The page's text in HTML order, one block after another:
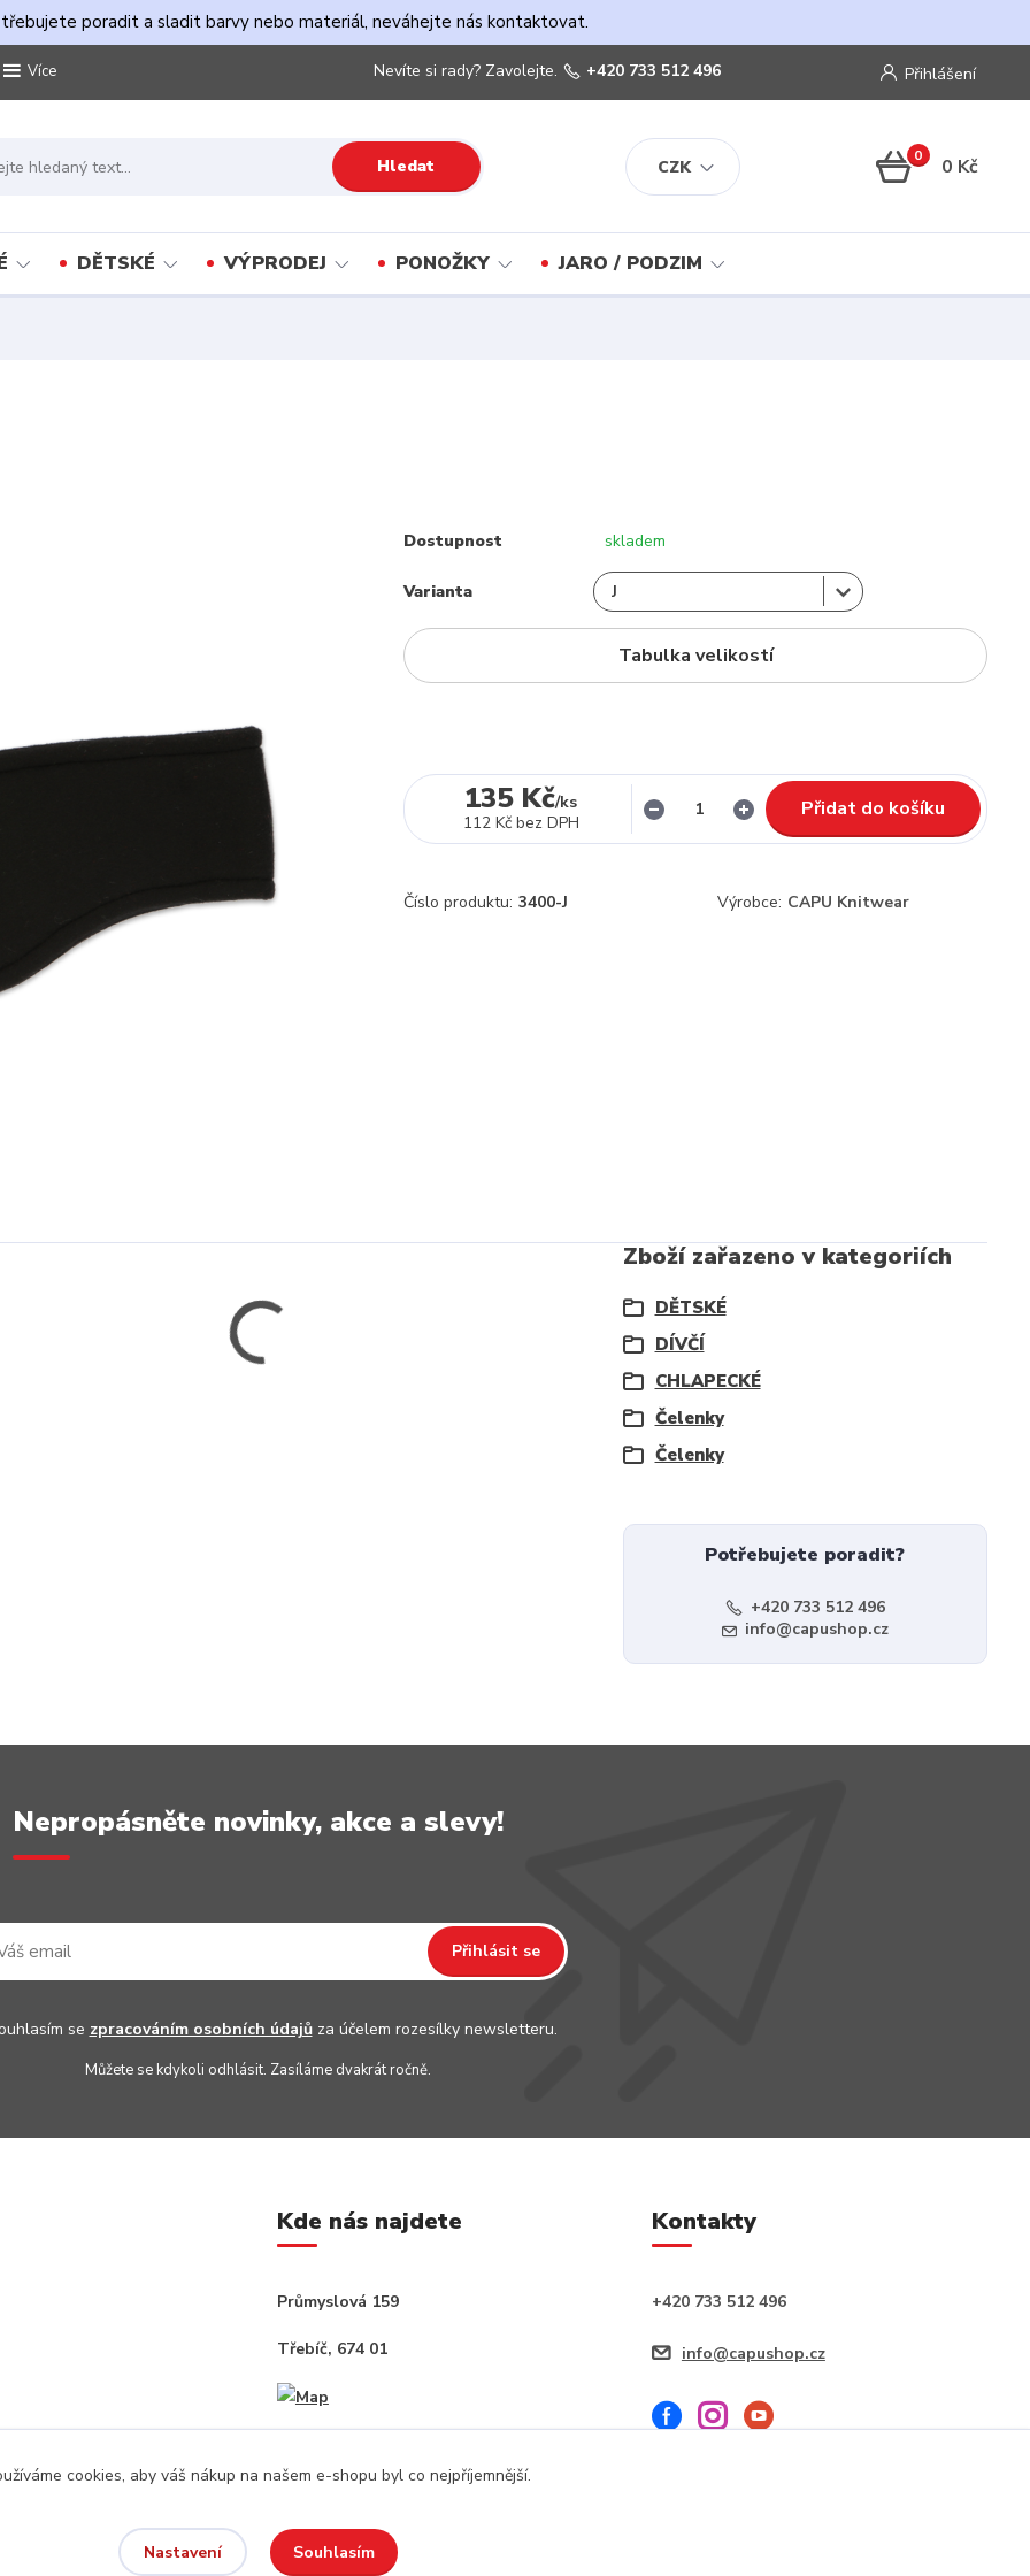
poradit a sladit barvy nebo materiál, neváhejte nás kontaktovat.
Více
CZK
Přihlášení
Hledat
Nevíte si rady? Zavolejte. +420 733 512 496
0 0 Kč
DĚTSKÉ VÝPRODEJ PONOŽKY JARO / PODZIM
Dostupnost skladem
Varianta
Tabulka velikostí
135 Kč/ks
112 Kč bez DPH
Přidat do košíku
Číslo produktu: 3400-J Výrobce: CAPU Knitwear
Zboží zařazeno v kategoriích
DĚTSKÉ
DÍVČÍ
CHLAPECKÉ
Čelenky
Čelenky
Potřebujete poradit?
+420 733 512 496
info@capushop.cz
Nepropásněte novinky, akce a slevy!
Přihlásit se
se zpracováním osobních údajůza účelem rozesílky newsletteru.
Můžete se kdykoli odhlásit. Zasíláme dvakrát ročně.
Kde nás najdete
Průmyslová 159
Třebíč, 674 01
Kontakty
+420 733 512 496
info@capushop.cz
cookies, aby váš nákup na našem e-shopu byl co nejpříjemnější.
Nastavení Souhlasím